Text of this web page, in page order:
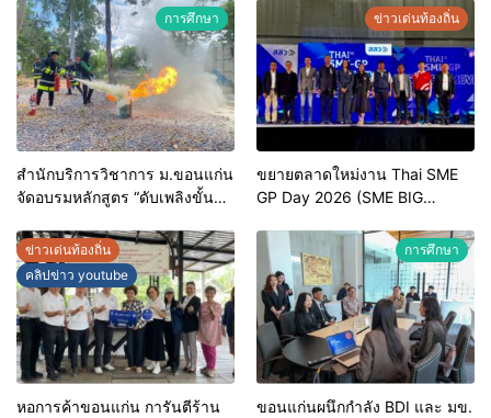
การศึกษา
สำนักบริการวิชาการ ม.ขอนแก่น
จัดอบรมหลักสูตร “ดับเพลิงขั้น
ท้องถิ่นรับมืออัคคีภัยตาม
มาตรฐานสากล
ข่าวเด่นท้องถิ่น
ขยายตลาดใหม่งาน Thai SME
GP Day 2026 (SME BIG
ข่าวเด่นท้องถิ่น
คลิปข่าว youtube
หอการค้าขอนแก่น การันตีร้าน
การศึกษา
ขอนแก่นผนึกกำลัง BDI และ มข.